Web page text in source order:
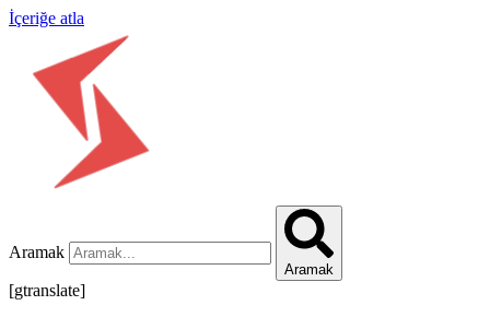
İçeriğe atla
Aramak
Aramak
[gtranslate]